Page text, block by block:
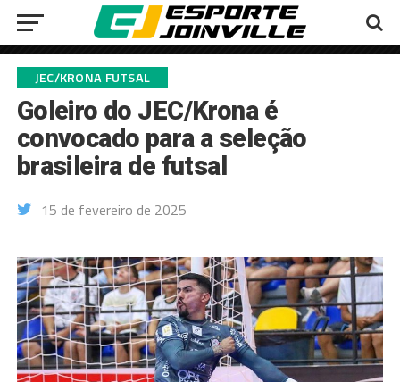
JEC/KRONA FUTSAL
Goleiro do JEC/Krona é
convocado para a seleção
brasileira de futsal
15 de fevereiro de 2025